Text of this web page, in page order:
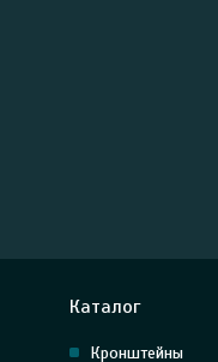
Каталог
Кронштейны